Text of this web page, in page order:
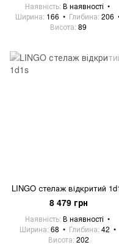
Наявність В наявності
Ширина 166 Глибина 206
Висота 89
LINGO стелаж відкритий
8 479 грн
Наявність В наявності
Ширина 68 Глибина 42
Висота 202